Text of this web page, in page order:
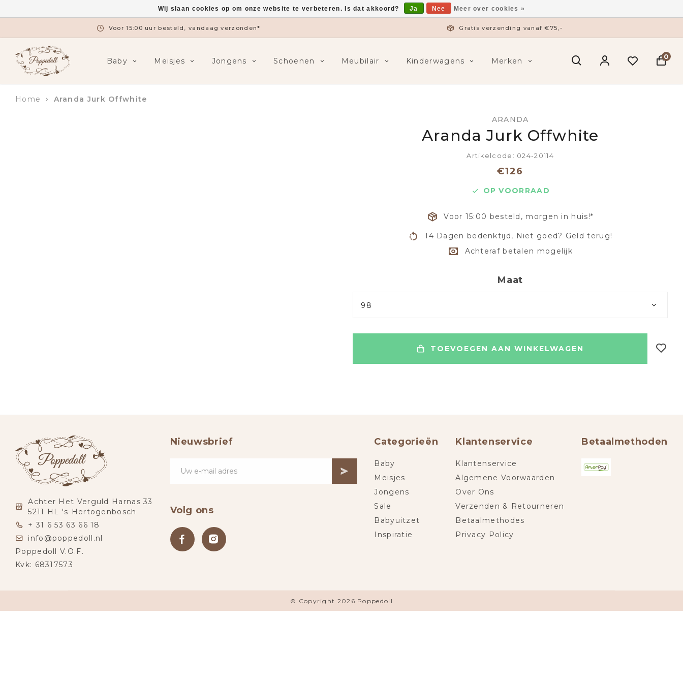
Voor 15:00 uur besteld, vandaag verzonden* Gratis verzending vanaf €75,-
Baby Meisjes Jongens Schoenen Meubilair Kinderwagens Merken 0
Home Aranda Jurk Offwhite
ARANDA
Aranda Jurk Offwhite
Artikelcode: 024-20114
€126
OP VOORRAAD
Voor 15:00 besteld, morgen in huis!*
14 Dagen bedenktijd, Niet goed? Geld terug!
Achteraf betalen mogelijk
Maat
98
TOEVOEGEN AAN WINKELWAGEN
Achter Het Verguld Harnas 33
5211 HL 's-Hertogenbosch
+ 31 6 53 63 66 18
info@poppedoll.nl
Poppedoll V.O.F.
Kvk: 68317573
Nieuwsbrief
Volg ons
Categorieën
Baby
Meisjes
Jongens
Sale
Babyuitzet
Inspiratie
Klantenservice
Klantenservice
Algemene Voorwaarden
Over Ons
Verzenden & Retourneren
Betaalmethodes
Privacy Policy
Betaalmethoden
© Copyright 2026 Poppedoll
Wij slaan cookies op om onze website te verbeteren. Is dat akkoord? Ja Nee Meer over cookies »